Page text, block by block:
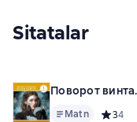
Sitatalar
Поворот
Matn 34